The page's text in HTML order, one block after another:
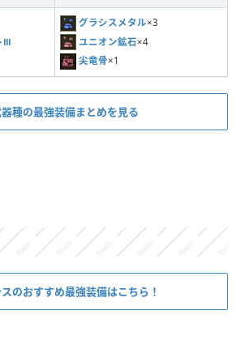
Ⅲ
グラシスメタル×3
ユニオン鉱石×4
尖竜骨×1
種の最強装備まとめを見る
のおすすめ最強装備はこちら！